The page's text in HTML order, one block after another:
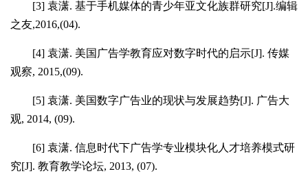
[3] 袁潇. 基于手机媒体的青少年亚文化族群研究[J].编辑
之友,2016,(04).
[4] 袁潇. 美国广告学教育应对数字时代的启示[J]. 传媒
观察, 2015,(09).
[5] 袁潇. 美国数字广告业的现状与发展趋势[J]. 广告大
观, 2014, (09).
[6] 袁潇. 信息时代下广告学专业模块化人才培养模式研
究[J]. 教育教学论坛, 2013, (07).